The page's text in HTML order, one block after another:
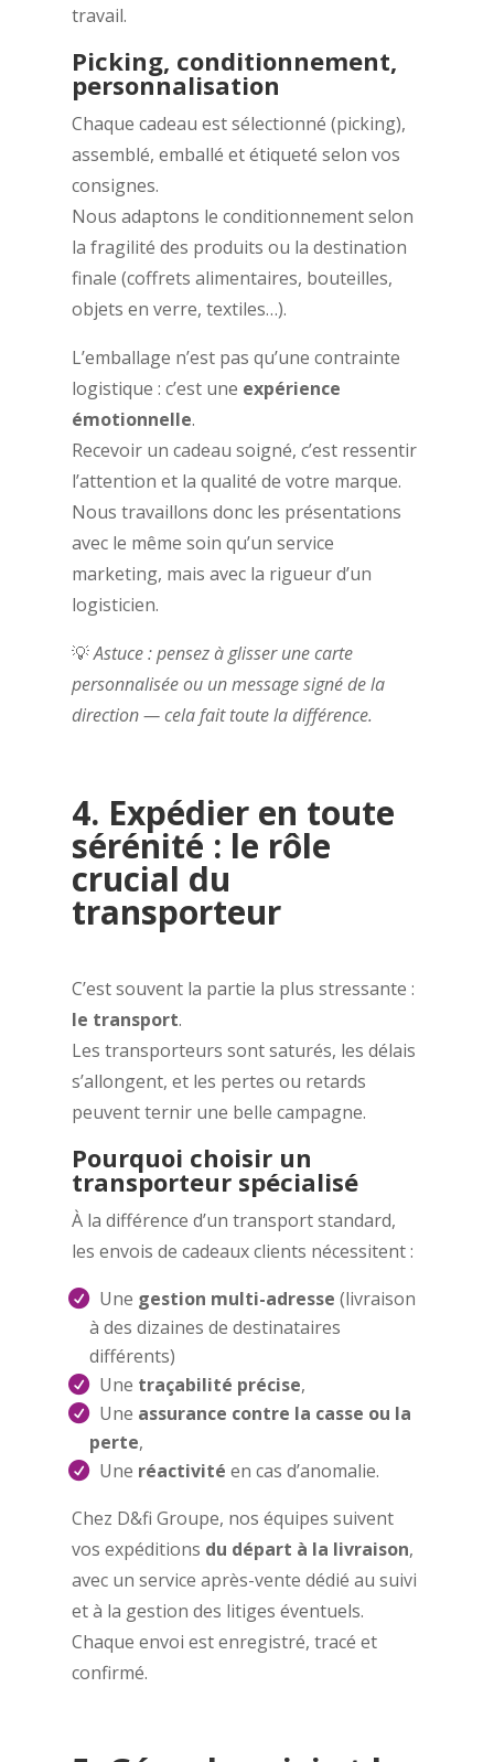
travail.
Picking, conditionnement,
personnalisation
Chaque cadeau est sélectionné (picking),
assemblé, emballé et étiqueté selon vos
consignes.
Nous adaptons le conditionnement selon
la fragilité des produits ou la destination
finale (coffrets alimentaires, bouteilles,
objets en verre, textiles…).
L’emballage n’est pas qu’une contrainte
logistique : c’est une expérience
émotionnelle.
Recevoir un cadeau soigné, c’est ressentir
l’attention et la qualité de votre marque.
Nous travaillons donc les présentations
avec le même soin qu’un service
marketing, mais avec la rigueur d’un
logisticien.
💡Astuce : pensez à glisser une carte
personnalisée ou un message signé de la
direction — cela fait toute la différence.
4. Expédier en toute
sérénité : le rôle
crucial du
transporteur
C’est souvent la partie la plus stressante :
le transport.
Les transporteurs sont saturés, les délais
s’allongent, et les pertes ou retards
peuvent ternir une belle campagne.
Pourquoi choisir un
transporteur spécialisé
À la différence d’un transport standard,
les envois de cadeaux clients nécessitent :
Une gestion multi-adresse (livraison
à des dizaines de destinataires
différents)
Une traçabilité précise,
Une assurance contre la casse ou la
perte,
Une réactivité en cas d’anomalie.
Chez D&fi Groupe, nos équipes suivent
vos expéditions du départ à la livraison,
avec un service après-vente dédié au suivi
et à la gestion des litiges éventuels.
Chaque envoi est enregistré, tracé et
confirmé.